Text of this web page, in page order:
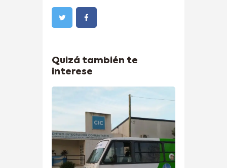
Quizá también te
interese